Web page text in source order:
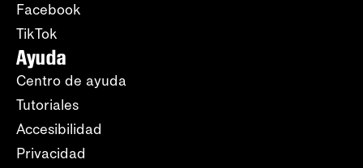
Facebook
TikTok
Ayuda
Centro de ayuda
Tutoriales
Accesibilidad
Privacidad